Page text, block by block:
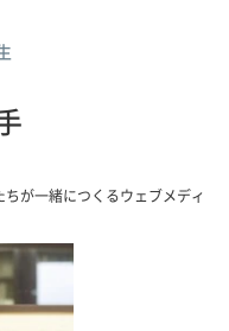
が一緒につくるウェブメディ